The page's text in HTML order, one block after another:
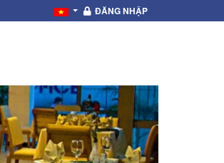
ĐĂNG NHẬP